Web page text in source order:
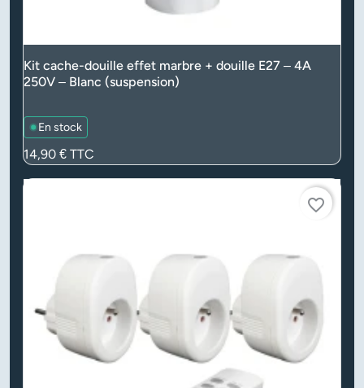
Kit cache-douille effet marbre + douille E27 – 4A
250V – Blanc (suspension)
En stock
Prix
14,90 € TTC
favorite_border